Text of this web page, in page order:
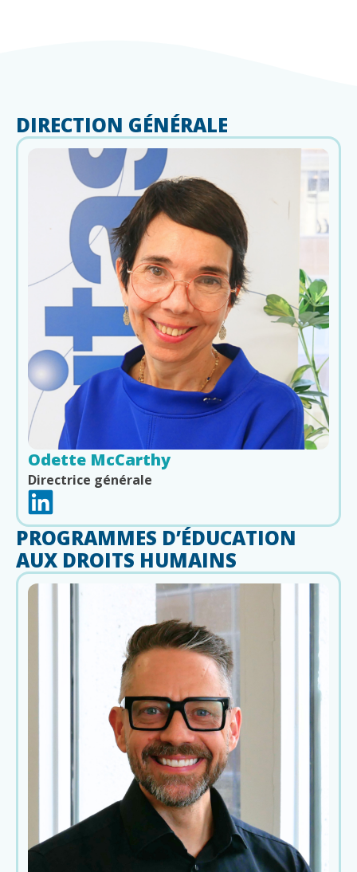
DIRECTION GÉNÉRALE
Odette McCarthy
Directrice générale
PROGRAMMES D’ÉDUCATION
AUX DROITS HUMAINS